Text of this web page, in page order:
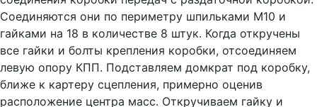
Соединяются они по периметру шпильками M10 и
гайками на 18 в количестве 8 штук. Когда откручены
все гайки и болты крепления коробки, отсоединяем
левую опору КПП. Подставляем домкрат под коробку,
ближе к картеру сцепления, примерно оценив
расположение центра масс. Откручиваем гайку и